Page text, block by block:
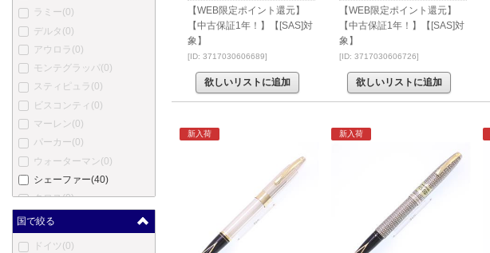
【WEB限定ポイント還元】
【中古保証1年！】【[SAS]対
象】
[ID: 3717030606689]
欲しいリストに追加
【WEB限定ポイント還元】
【中古保証1年！】【[SAS]対
象】
[ID: 3717030606726]
欲しいリストに追加
新入荷 新入荷
ラミー(0)
デルタ (0)
アウロラ (0)
モンテグラッパ(0)
スティピュラ (0)
ビスコンティ (0)
マーレン (0)
パーカー(0)
ウォーターマン (0)
シェーファー(40)
クロス(0)
モンテベルデ
ヤード・オ・レッド(0)
国で絞る
ドイツ (0)